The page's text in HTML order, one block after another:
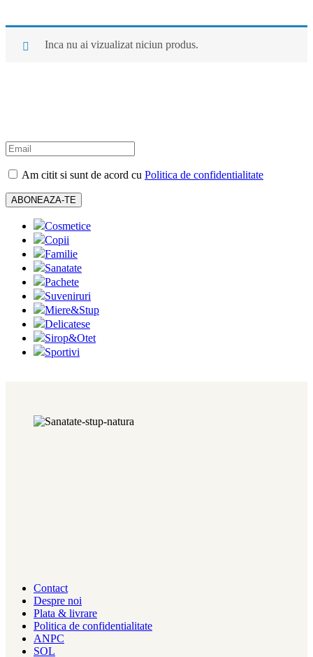
Inca nu ai vizualizat niciun produs.
Am citit si sunt de acord cu Politica de confidentialitate
Cosmetice
Copii
Familie
Sanatate
Pachete
Suveniruri
Miere&Stup
Delicatese
Sirop&Otet
Sportivi
Contact
Despre noi
Plata & livrare
Politica de confidentialitate
ANPC
SOL